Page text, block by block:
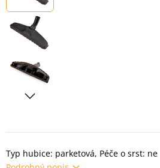
Typ hubice: parketová, Péče o srst: ne